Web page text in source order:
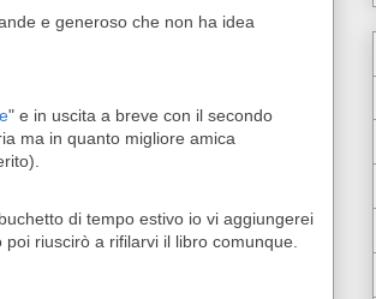
e generoso che non ha idea
" e in uscita a breve con il secondo
ma in quanto migliore amica
di tempo estivo io vi aggiungerei
riuscirò a rifilarvi il libro comunque.